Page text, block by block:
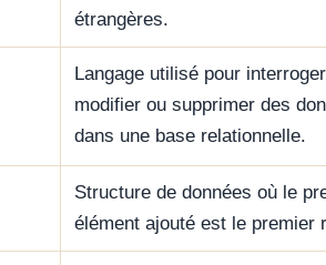
étrangères.
Langage utilisé pour
modifier ou supprimer des
dans une base relationnelle.
Structure de données où le
élément ajouté est le premier